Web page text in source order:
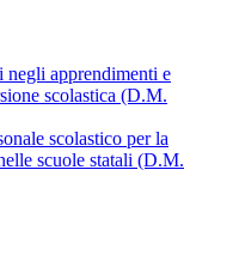
apprendimenti e
scolastica (D.M.
scolastico per la
scuole statali (D.M.